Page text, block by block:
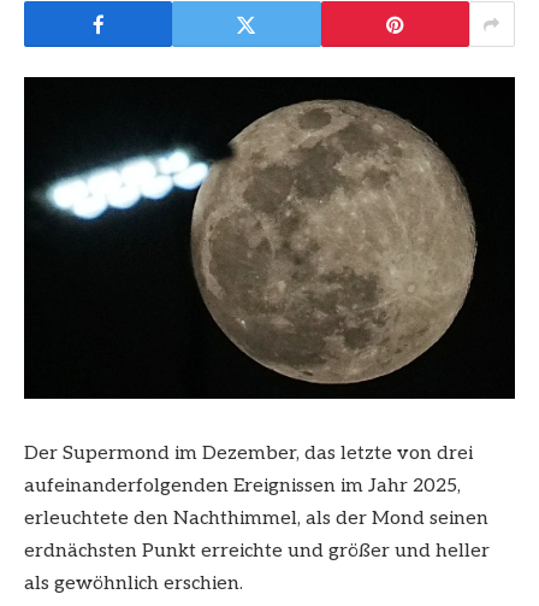
Der Supermond im Dezember, das letzte von drei
aufeinanderfolgenden Ereignissen im Jahr 2025,
erleuchtete den Nachthimmel, als der Mond seinen
erdnächsten Punkt erreichte und größer und heller
als gewöhnlich erschien.